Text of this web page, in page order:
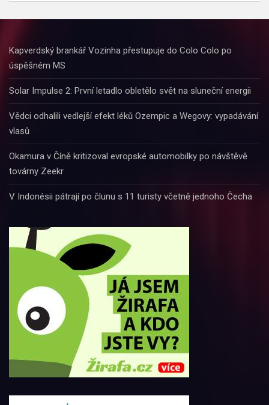
Kapverdský brankář Vozinha přestupuje do Colo Colo po
úspěšném MS
Solar Impulse 2: První letadlo obletělo svět na sluneční energii
Vědci odhalili vedlejší efekt léků Ozempic a Wegovy: vypadávání
vlasů
Okamura v Číně kritizoval evropské automobilky po návštěvě
továrny Zeekr
V Indonésii pátrají po člunu s 11 turisty včetně jednoho Čecha